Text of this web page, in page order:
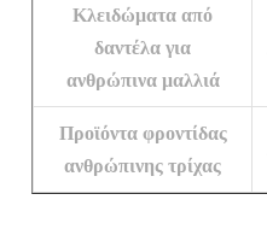
Κλειδώματα από
δαντέλα για
ανθρώπινα μαλλιά
Προϊόντα φροντίδας
ανθρώπινης τρίχας